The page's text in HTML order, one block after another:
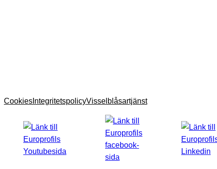
Cookies IntegritetspolicyVisselblåsartjänst